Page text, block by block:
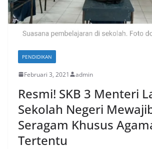
PENDIDIKAN
Februari 3, 2021 admin
Resmi! SKB 3 Menteri
Sekolah Negeri
Seragam Khusus
Tertentu